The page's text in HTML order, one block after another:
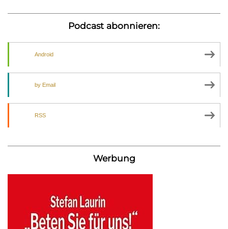
Podcast abonnieren:
Android
by Email
RSS
Werbung